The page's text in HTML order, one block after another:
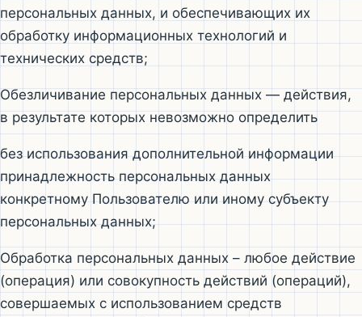
персональных данных, и обеспечивающих их
обработку информационных технологий и
технических средств;
Обезличивание персональных данных — действия,
в результате которых невозможно определить
без использования дополнительной информации
принадлежность персональных данных
конкретному Пользователю или иному субъекту
персональных данных;
Обработка персональных данных – любое действие
(операция) или совокупность действий (операций),
совершаемых с использованием средств